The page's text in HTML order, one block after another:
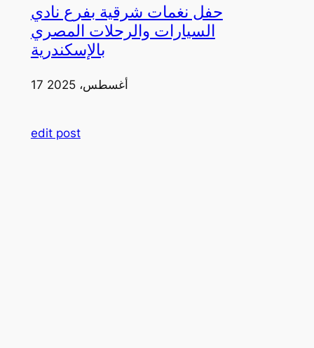
حفل نغمات شرقية بفرع نادي
السيارات والرحلات المصري
بالإسكندرية
17 أغسطس، 2025
edit post